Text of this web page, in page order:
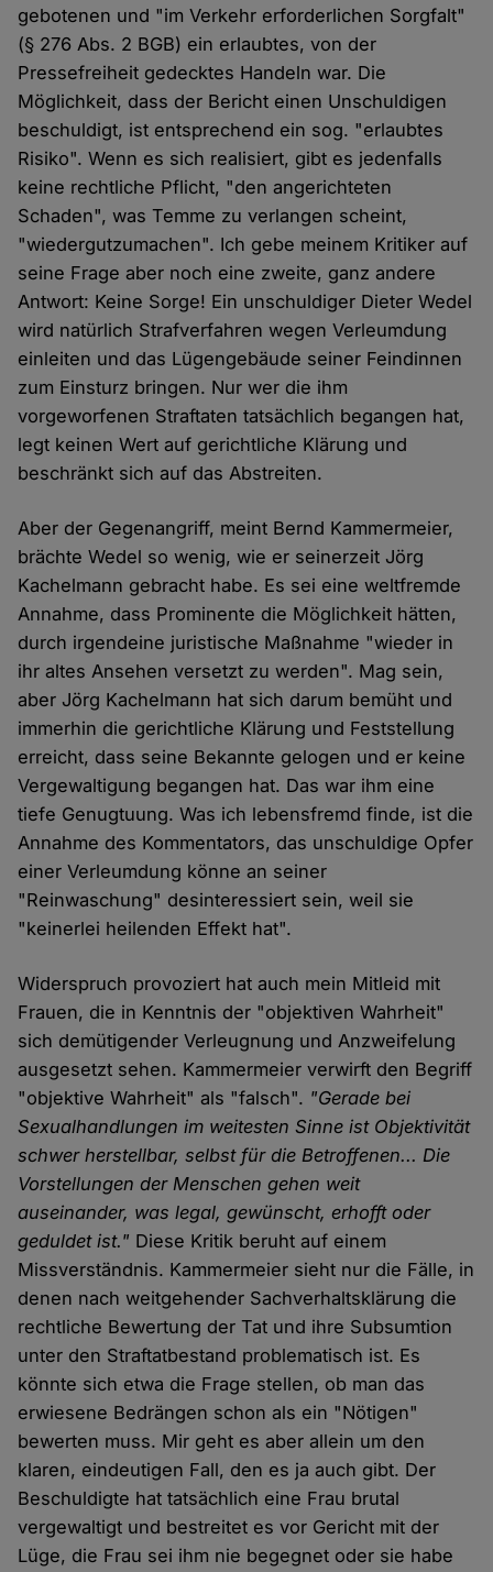
gebotenen und "im Verkehr erforderlichen Sorgfalt"
(§ 276 Abs. 2 BGB) ein erlaubtes, von der
Pressefreiheit gedecktes Handeln war. Die
Möglichkeit, dass der Bericht einen Unschuldigen
beschuldigt, ist entsprechend ein sog. "erlaubtes
Risiko". Wenn es sich realisiert, gibt es jedenfalls
keine rechtliche Pflicht, "den angerichteten
Schaden", was Temme zu verlangen scheint,
"wiedergutzumachen". Ich gebe meinem Kritiker auf
seine Frage aber noch eine zweite, ganz andere
Antwort: Keine Sorge! Ein unschuldiger Dieter Wedel
wird natürlich Strafverfahren wegen Verleumdung
einleiten und das Lügengebäude seiner Feindinnen
zum Einsturz bringen. Nur wer die ihm
vorgeworfenen Straftaten tatsächlich begangen hat,
legt keinen Wert auf gerichtliche Klärung und
beschränkt sich auf das Abstreiten.
Aber der Gegenangriff, meint Bernd Kammermeier,
brächte Wedel so wenig, wie er seinerzeit Jörg
Kachelmann gebracht habe. Es sei eine weltfremde
Annahme, dass Prominente die Möglichkeit hätten,
durch irgendeine juristische Maßnahme "wieder in
ihr altes Ansehen versetzt zu werden". Mag sein,
aber Jörg Kachelmann hat sich darum bemüht und
immerhin die gerichtliche Klärung und Feststellung
erreicht, dass seine Bekannte gelogen und er keine
Vergewaltigung begangen hat. Das war ihm eine
tiefe Genugtuung. Was ich lebensfremd finde, ist die
Annahme des Kommentators, das unschuldige Opfer
einer Verleumdung könne an seiner
"Reinwaschung" desinteressiert sein, weil sie
"keinerlei heilenden Effekt hat".
Widerspruch provoziert hat auch mein Mitleid mit
Frauen, die in Kenntnis der "objektiven Wahrheit"
sich demütigender Verleugnung und Anzweifelung
ausgesetzt sehen. Kammermeier verwirft den Begriff
"objektive Wahrheit" als "falsch". "Gerade bei
Sexualhandlungen im weitesten Sinne ist Objektivität
schwer herstellbar, selbst für die Betroffenen... Die
Vorstellungen der Menschen gehen weit
auseinander, was legal, gewünscht, erhofft oder
geduldet ist." Diese Kritik beruht auf einem
Missverständnis. Kammermeier sieht nur die Fälle, in
denen nach weitgehender Sachverhaltsklärung die
rechtliche Bewertung der Tat und ihre Subsumtion
unter den Straftatbestand problematisch ist. Es
könnte sich etwa die Frage stellen, ob man das
erwiesene Bedrängen schon als ein "Nötigen"
bewerten muss. Mir geht es aber allein um den
klaren, eindeutigen Fall, den es ja auch gibt. Der
Beschuldigte hat tatsächlich eine Frau brutal
vergewaltigt und bestreitet es vor Gericht mit der
Lüge, die Frau sei ihm nie begegnet oder sie habe